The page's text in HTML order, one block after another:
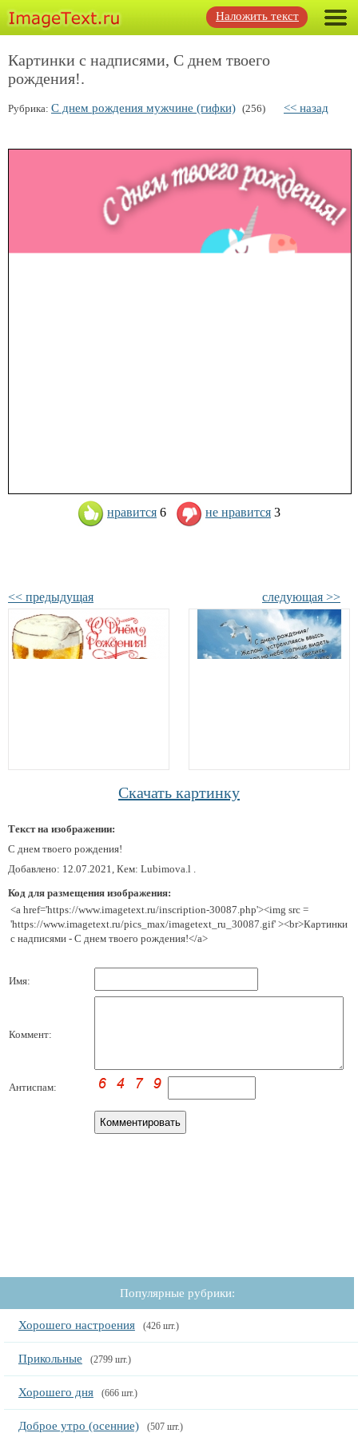
Наложить текст
Картинки с надписями, С днем твоего
рождения!.
Рубрика: С днем рождения мужчине (гифки) (256) << назад
нравится 6 не нравится 3
<< предыдущая следующая >>
Скачать картинку
Текст на изображении:
С днем твоего рождения!
Добавлено: 12.07.2021, Кем: Lubimova.l .
Код для размещения изображения:
<a href='https://www.imagetext.ru/inscription-30087.php'><img src =
'https://www.imagetext.ru/pics_max/imagetext_ru_30087.gif' ><br>Картинки
с надписями - С днем твоего рождения!</a>
Имя:
Коммент:
Антиспам:
Популярные рубрики:
Хорошего настроения (426 шт.)
Прикольные (2799 шт.)
Хорошего дня (666 шт.)
Доброе утро (осенние) (507 шт.)